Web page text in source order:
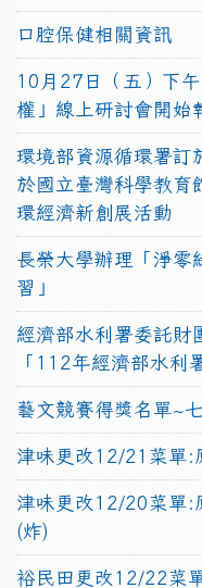
口腔保健相關資訊
10月27日（五）下
權」線上研討會開始
環境部資源循環署
於國立臺灣科學教育
環經濟新創展活動
長榮大學辦理「淨零
習」
經濟部水利署委託財
「112年經濟部水利
藝文競賽得獎名單~
津味更改12/21菜單:
津味更改12/20菜單:
(炸)
裕民田更改12/22菜